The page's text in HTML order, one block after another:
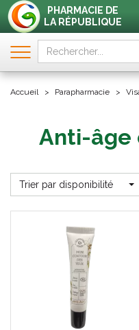
PHARMACIE DE
LA RÉPUBLIQUE
Accueil Parapharmacie
Anti-âge
Trier par disponibilité